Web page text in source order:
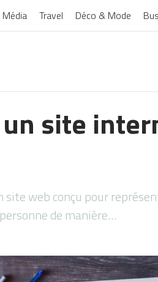
Média Travel Déco & Mode
site
web conçu pour
de manière…